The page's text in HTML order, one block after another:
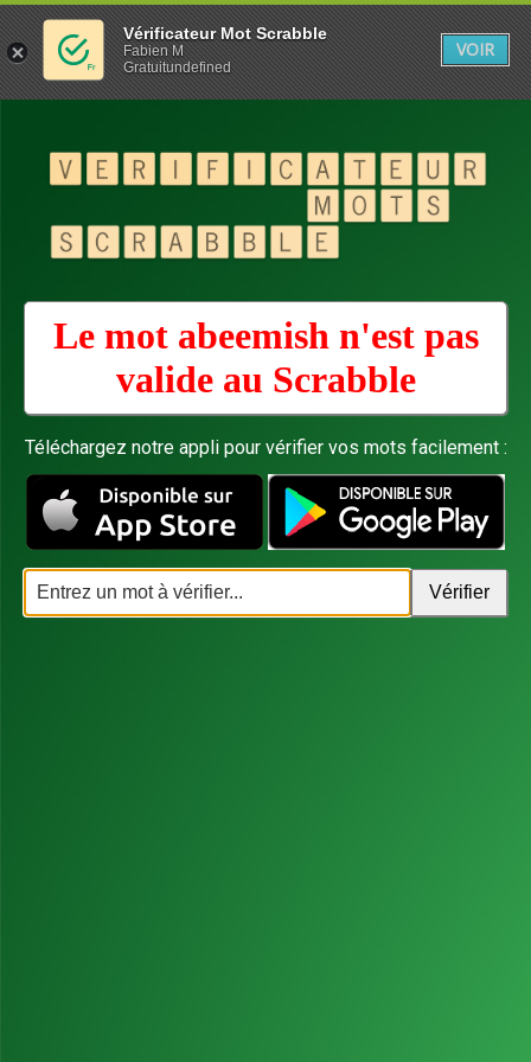
Le mot abeemish n'est pas
valide au Scrabble
Téléchargez notre appli pour vérifier vos mots facilement :
Vérificateur Mot Scrabble
Fabien M
Gratuitundefined
VOIR